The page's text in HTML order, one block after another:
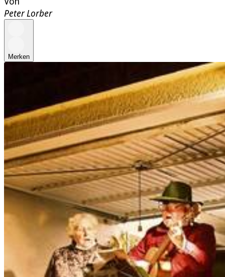
Peter Lorber
Merken